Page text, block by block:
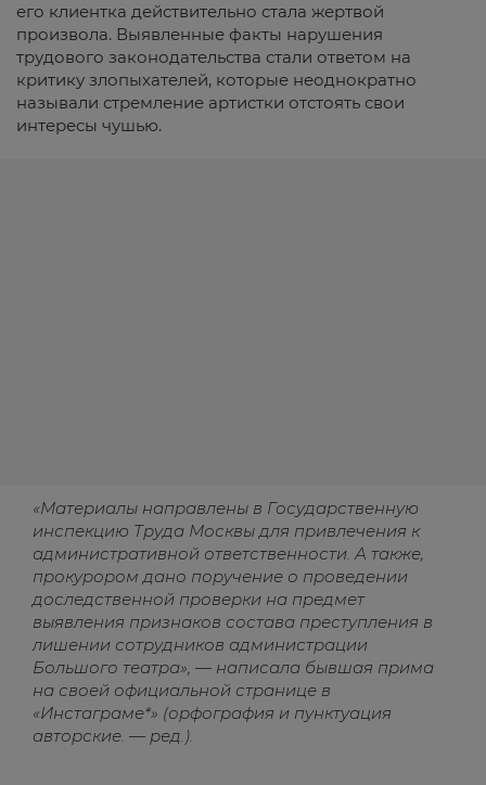
его клиентка действительно стала жертвой
произвола. Выявленные факты нарушения
трудового законодательства стали ответом на
критику злопыхателей, которые неоднократно
называли стремление артистки отстоять свои
интересы чушью.
«Материалы направлены в Государственную
инспекцию Труда Москвы для привлечения к
административной ответственности. А также,
прокурором дано поручение о проведении
доследственной проверки на предмет
выявления признаков состава преступления в
лишении сотрудников администрации
Большого театра», — написала бывшая прима
на своей официальной странице в
«Инстаграме*» (орфография и пунктуация
авторские. — ред.).